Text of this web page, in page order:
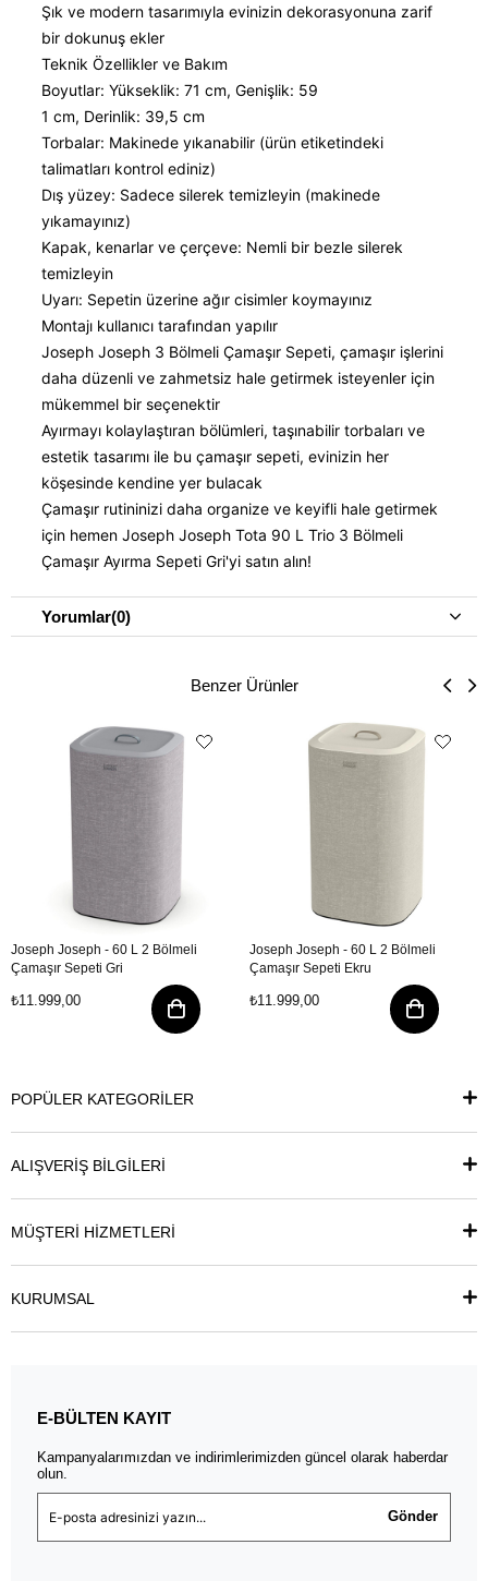
Şık ve modern tasarımıyla evinizin dekorasyonuna zarif
bir dokunuş ekler
Teknik Özellikler ve Bakım
Boyutlar: Yükseklik: 71 cm, Genişlik: 59
1 cm, Derinlik: 39,5 cm
Torbalar: Makinede yıkanabilir (ürün etiketindeki
talimatları kontrol ediniz)
Dış yüzey: Sadece silerek temizleyin (makinede
yıkamayınız)
Kapak, kenarlar ve çerçeve: Nemli bir bezle silerek
temizleyin
Uyarı: Sepetin üzerine ağır cisimler koymayınız
Montajı kullanıcı tarafından yapılır
Joseph Joseph 3 Bölmeli Çamaşır Sepeti, çamaşır işlerini
daha düzenli ve zahmetsiz hale getirmek isteyenler için
mükemmel bir seçenektir
Ayırmayı kolaylaştıran bölümleri, taşınabilir torbaları ve
estetik tasarımı ile bu çamaşır sepeti, evinizin her
köşesinde kendine yer bulacak
Çamaşır rutininizi daha organize ve keyifli hale getirmek
için hemen Joseph Joseph Tota 90 L Trio 3 Bölmeli
Çamaşır Ayırma Sepeti Gri'yi satın alın!
Yorumlar(0)
Benzer Ürünler
Joseph Joseph - 60 L 2 Bölmeli
Çamaşır Sepeti Gri
₺11.999,00
Joseph Joseph - 60 L 2 Bölmeli
Çamaşır Sepeti Ekru
₺11.999,00
POPÜLER KATEGORİLER
ALIŞVERİŞ BİLGİLERİ
MÜŞTERİ HİZMETLERİ
KURUMSAL
E-BÜLTEN KAYIT
Kampanyalarımızdan ve indirimlerimizden güncel olarak haberdar
olun.
Gönder